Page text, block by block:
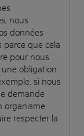
nous
données
parce que cela
pour nous
obligation
si nous
demande
organisme
respecter la